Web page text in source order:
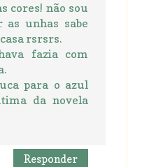
cores! não sou
unhas sabe
rsrsrs.
fazia com
para o azul
da novela
Responder